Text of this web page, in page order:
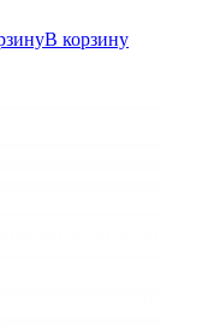
В корзину